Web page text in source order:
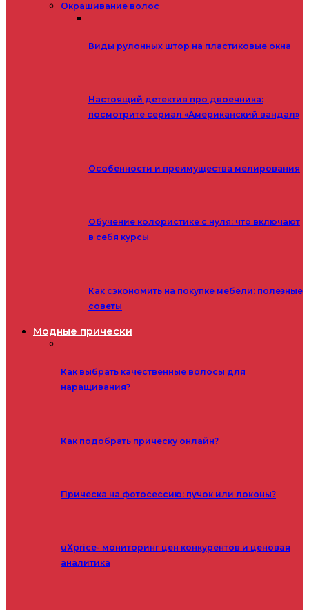
Окрашивание волос
Виды рулонных штор на пластиковые окна
Настоящий детектив про двоечника:
посмотрите сериал «Американский вандал»
Особенности и преимущества мелирования
Обучение колористике с нуля: что включают
в себя курсы
Как сэкономить на покупке мебели: полезные
советы
Модные прически
Как выбрать качественные волосы для
наращивания?
Как подобрать прическу онлайн?
Прическа на фотосессию: пучок или локоны?
uXprice- мониторинг цен конкурентов и ценовая
аналитика